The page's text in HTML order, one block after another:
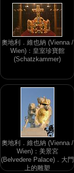
奧地利．維也納 (Vienna /
Wien)：皇室珍寶館
(Schatzkammer)
奧地利．維也納 (Vienna /
Wien)：美景宮
(Belvedere Palace)．大門
上的雕塑